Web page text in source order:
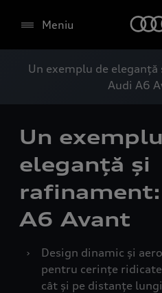
Meniu
Un exemplu de
Audi A6
Un
eleganță și
A6 Avant
›
Design dinamic și
pentru cerințe
cât și pe distanțe lungi